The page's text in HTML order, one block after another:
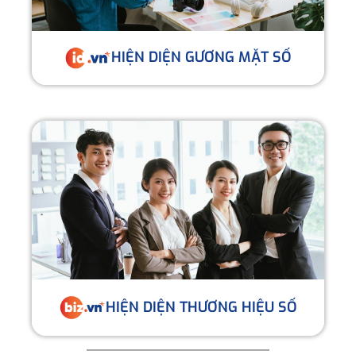
HIỆN DIỆN GƯƠNG MẶT SỐ
HIỆN DIỆN THƯƠNG HIỆU SỐ